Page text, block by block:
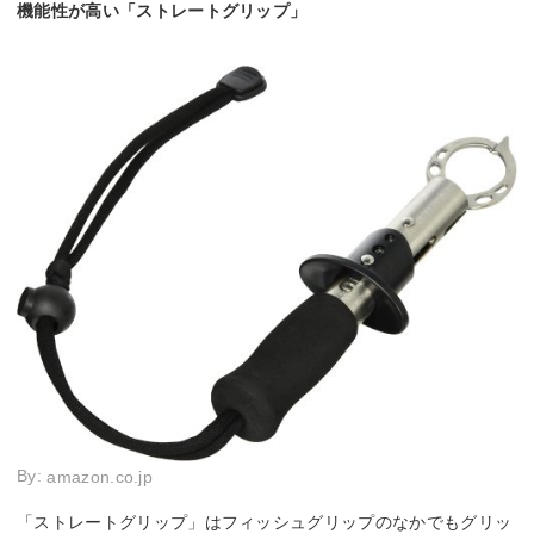
機能性が高い「ストレートグリップ」
By:amazon.co.jp
「ストレートグリップ」はフィッシュグリップのなかでもグリッ